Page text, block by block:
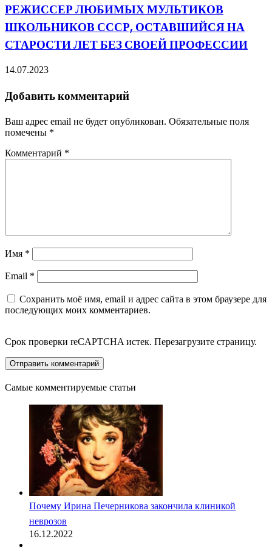
РЕЖИССЕР ЛЮБИМЫХ МУЛЬТИКОВ
ШКОЛЬНИКОВ СССР, ОСТАВШИЙСЯ НА
СТАРОСТИ ЛЕТ БЕЗ СВОЕЙ ПРОФЕССИИ
14.07.2023
Добавить комментарий
Ваш адрес email не будет опубликован. Обязательные поля
помечены *
Комментарий *
Имя *
Email *
Сохранить моё имя, email и адрес сайта в этом браузере для
последующих моих комментариев.
Срок проверки reCAPTCHA истек. Перезагрузите страницу.
Самые комментируемые статьи
Почему Ирина Печерникова закончила клиникой
неврозов
16.12.2022